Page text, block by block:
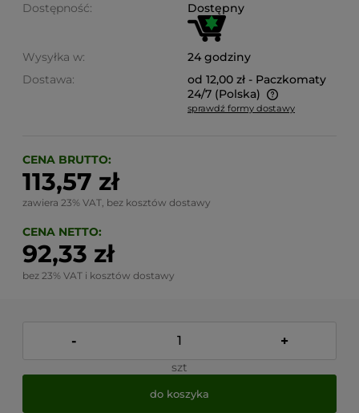
Dostępność:
Dostępny
Wysyłka w:
24 godziny
Dostawa:
od 12,00 zł - Paczkomaty
24/7 (Polska)
Cena nie zawiera ewentualnych kosztów płatności
sprawdź formy dostawy
CENA BRUTTO:
113,57 zł
zawiera 23% VAT, bez kosztów dostawy
CENA NETTO:
92,33 zł
bez 23% VAT i kosztów dostawy
- +
szt
do koszyka